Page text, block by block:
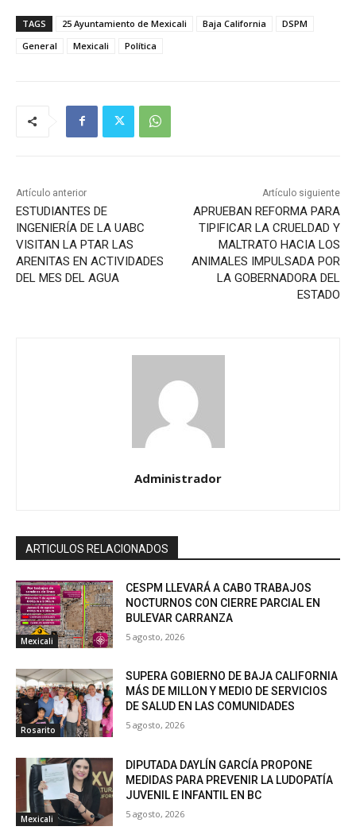
TAGS 25 Ayuntamiento de Mexicali Baja California
DSPM
General
Mexicali Política
Artículo anterior
ESTUDIANTES DE
INGENIERÍA DE LA UABC
VISITAN LA PTAR LAS
ARENITAS EN ACTIVIDADES
DEL MES DEL AGUA
Artículo siguiente
APRUEBAN REFORMA PARA
TIPIFICAR LA CRUELDAD Y
MALTRATO HACIA LOS
ANIMALES IMPULSADA POR
LA GOBERNADORA DEL
ESTADO
Administrador
ARTICULOS RELACIONADOS
Mexicali
CESPM LLEVARÁ A CABO TRABAJOS
NOCTURNOS CON CIERRE PARCIAL EN
BULEVAR CARRANZA
5 agosto, 2026
Rosarito
SUPERA GOBIERNO DE BAJA CALIFORNIA
MÁS DE MILLON Y MEDIO DE SERVICIOS
DE SALUD EN LAS COMUNIDADES
5 agosto, 2026
Mexicali
DIPUTADA DAYLÍN GARCÍA PROPONE
MEDIDAS PARA PREVENIR LA LUDOPATÍA
JUVENIL E INFANTIL EN BC
5 agosto, 2026